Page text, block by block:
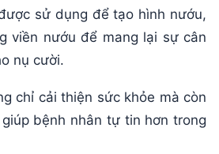
sử dụng để tạo hình nướu,
viền nướu để mang lại sự cân
nụ cười.
chỉ cải thiện sức khỏe mà còn
bệnh nhân tự tin hơn trong